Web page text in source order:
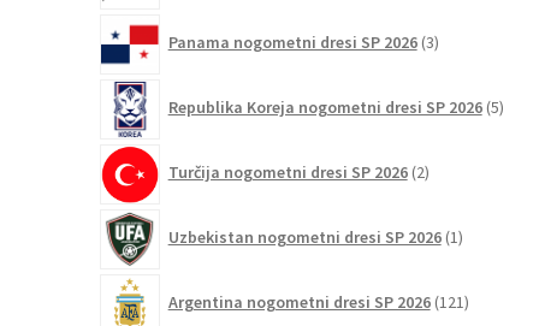
Panama nogometni dresi SP 2026 3izdelki
Republika Koreja nogometni dresi SP 2026 5
Turčija nogometni dresi SP 2026 2izdelka
Uzbekistan nogometni dresi SP 2026 1izdelek
Argentina nogometni dresi SP 2026 121izdelkov